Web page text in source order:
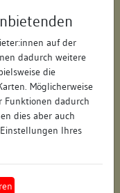
auf der
dadurch weitere
die
Möglicherweise
Funktionen dadurch
dies aber auch
Ihres
(Landkreis)